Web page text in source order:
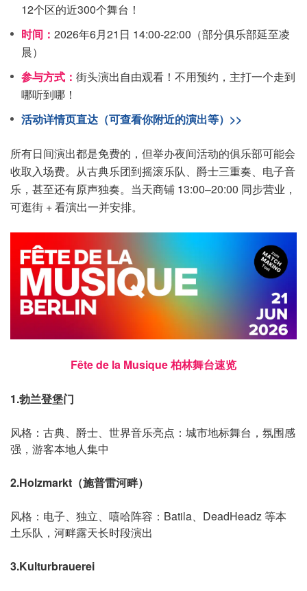
12个区的近300个舞台！
时间： 2026年6月21日 14:00-22:00（部分俱乐部延至凌
晨）
参与方式： 街头演出自由观看！不用预约，主打一个走到
哪听到哪！
活动详情页直达（可查看你附近的演出等）>>
所有日间演出都是免费的，但举办夜间活动的俱乐部可能会
收取入场费。从古典乐团到摇滚乐队、爵士三重奏、电子音
乐，甚至还有原声独奏。当天商铺 13:00–20:00 同步营业，
可逛街 + 看演出一并安排。
Fête de la Musique 柏林舞台速览
1.勃兰登堡门
风格：古典、爵士、世界音乐亮点：城市地标舞台，氛围感
强，游客本地人集中
2.Holzmarkt（施普雷河畔）
风格：电子、独立、嘻哈阵容：Batila、DeadHeadz 等本
土乐队，河畔露天长时段演出
3.Kulturbrauerei